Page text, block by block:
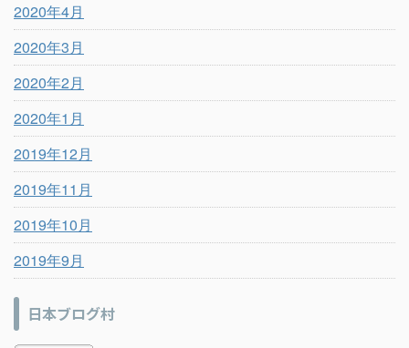
2020年4月
2020年3月
2020年2月
2020年1月
2019年12月
2019年11月
2019年10月
2019年9月
日本ブログ村